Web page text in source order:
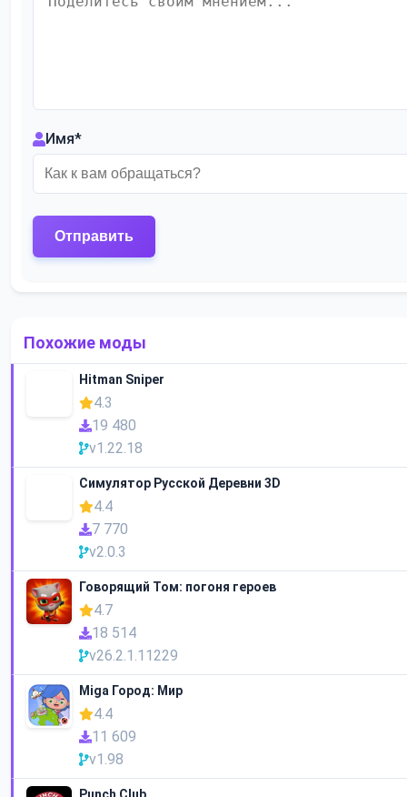
Имя*
Похожие моды
Hitman Sniper
4.3
19 480
v1.22.18
Симулятор Русской Деревни 3D
4.4
7 770
v2.0.3
Говорящий Том: погоня героев
4.7
18 514
v26.2.1.11229
Miga Город: Мир
4.4
11 609
v1.98